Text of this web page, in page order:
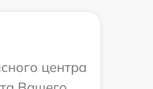
центра